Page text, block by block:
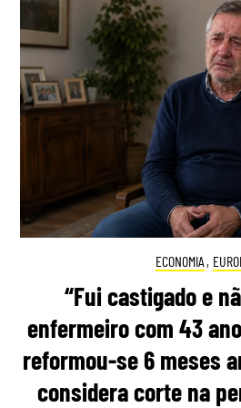
ECONOMIA ,
“Fui castigado e
enfermeiro com 43
reformou-se 6 meses
considera corte na